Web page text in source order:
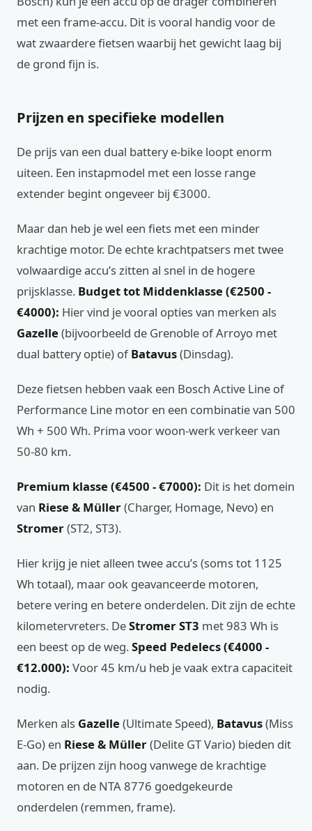
met een frame-accu. Dit is vooral handig voor de
wat zwaardere fietsen waarbij het gewicht laag bij
de grond fijn is.
Prijzen en specifieke modellen
De prijs van een dual battery e-bike loopt enorm
uiteen. Een instapmodel met een losse range
extender begint ongeveer bij €3000.
Maar dan heb je wel een fiets met een minder
krachtige motor. De echte krachtpatsers met twee
volwaardige accu’s zitten al snel in de hogere
prijsklasse. Budget tot Middenklasse (€2500 -
€4000): Hier vind je vooral opties van merken als
Gazelle(bijvoorbeeld de Grenoble of Arroyo met
dual battery optie) ofBatavus(Dinsdag).
Deze fietsen hebben vaak een Bosch Active Line of
Performance Line motor en een combinatie van 500
Wh + 500 Wh. Prima voor woon-werk verkeer van
50-80 km.
Premium klasse (€4500 - €7000): Dit is het domein
van Riese & Müller(Charger, Homage, Nevo) en
Stromer(ST2, ST3).
Hier krijg je niet alleen twee accu’s (soms tot 1125
Wh totaal), maar ook geavanceerde motoren,
betere vering en betere onderdelen. Dit zijn de echte
kilometervreters. DeStromer ST3 met 983 Wh is
een beest op de weg.Speed Pedelecs (€4000 -
€12.000): Voor 45 km/u heb je vaak extra capaciteit
nodig.
Merken als Gazelle(Ultimate Speed), Batavus(Miss
E-Go) en Riese & Müller(Delite GT Vario) bieden dit
aan. De prijzen zijn hoog vanwege de krachtige
motoren en de NTA 8776 goedgekeurde
onderdelen (remmen, frame).